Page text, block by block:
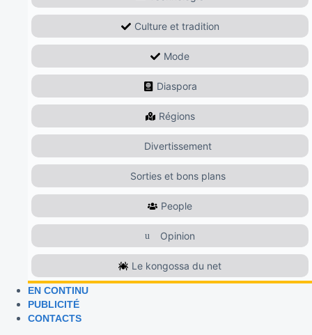
Culture et tradition
Mode
Diaspora
Régions
Divertissement
Sorties et bons plans
People
Opinion
Le kongossa du net
EN CONTINU
PUBLICITÉ
CONTACTS